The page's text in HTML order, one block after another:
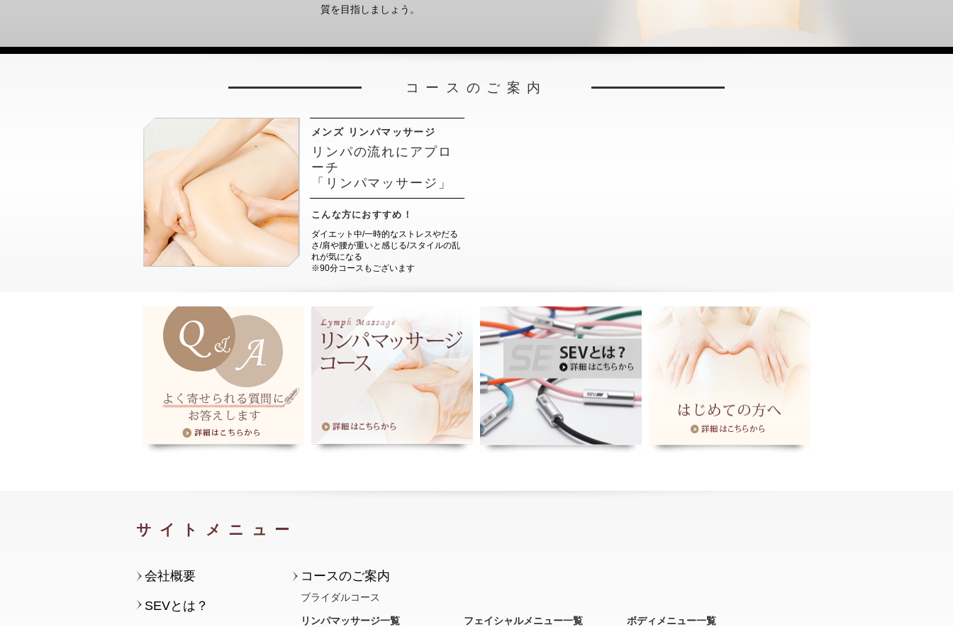
質を目指しましょう。
コースのご案内
メンズ リンパマッサージ
リンパの流れにアプロ
ーチ
「リンパマッサージ」
こんな方におすすめ！
ダイエット中/一時的なストレスやだる
さ/肩や腰が重いと感じる/スタイルの乱
れが気になる
※90分コースもございます
サイトメニュー
会社概要
SEVとは？
コースのご案内
ブライダルコース
リンパマッサージ一覧 フェイシャルメニュー一覧 ボディメニュー一覧